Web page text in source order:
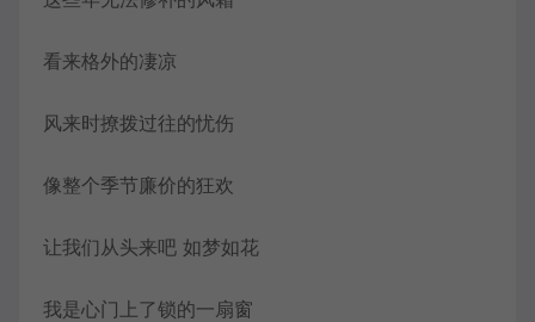
看来格外的凄凉
风来时撩拨过往的忧伤
像整个季节廉价的狂欢
让我们从头来吧 如梦如花
我是心门上了锁的一扇窗